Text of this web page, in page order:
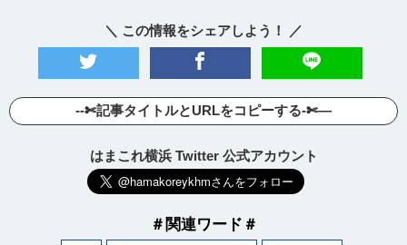
＼ この情報をシェアしよう！ ／
--✄記事タイトルとURLをコピーする-✄—
はまこれ横浜 Twitter 公式アカウント
＃関連ワード＃